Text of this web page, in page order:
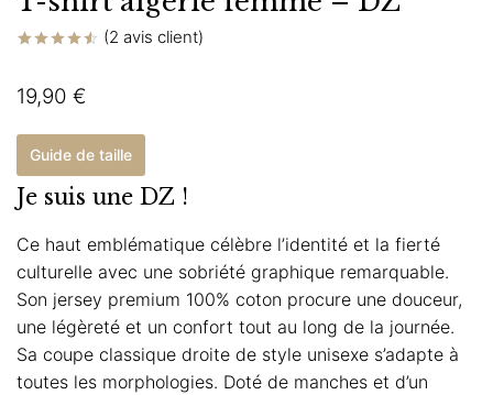
basé sur
notations
(2 avis client)
19,90 €
Guide de taille
Je suis une DZ !
Ce haut emblématique célèbre l’identité et la fierté
culturelle avec une sobriété graphique remarquable.
Son jersey premium 100% coton procure une douceur,
une légèreté et un confort tout au long de la journée.
Sa coupe classique droite de style unisexe s’adapte à
toutes les morphologies. Doté de manches et d’un